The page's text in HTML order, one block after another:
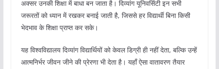
अक्सर उनकी शिक्षा में बाधा बन जाता है। दिव्यांग यूनिवर्सिटी इन सभी
जरूरतों को ध्यान में रखकर बनाई जाती है, जिससे हर विद्यार्थी बिना किसी
भेदभाव के शिक्षा प्राप्त कर सके।
यह विश्वविद्यालय दिव्यांग विद्यार्थियों को केवल डिग्री ही नहीं देता, बल्कि उन्हें
आत्मनिर्भर जीवन जीने की प्रेरणा भी देता है। यहाँ ऐसा वातावरण तैयार